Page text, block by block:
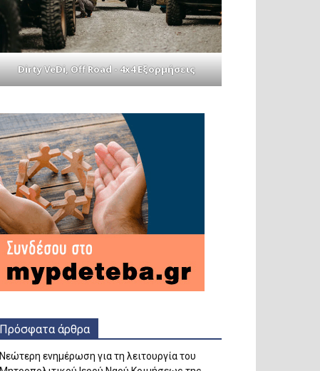
Dirty VeDi, Off Road - 4x4 Εξορμήσεις
Πρόσφατα άρθρα
Νεώτερη ενημέρωση για τη λειτουργία του